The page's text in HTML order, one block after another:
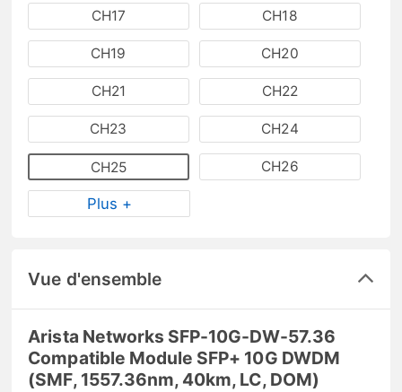
CH17 CH18
CH19 CH20
CH21 CH22
CH23 CH24
CH25 CH26
Plus +
Vue d'ensemble
Arista Networks SFP-10G-DW-57.36
Compatible Module SFP+ 10G DWDM
(SMF, 1557.36nm, 40km, LC, DOM)